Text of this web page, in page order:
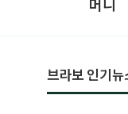
브라보 인기뉴